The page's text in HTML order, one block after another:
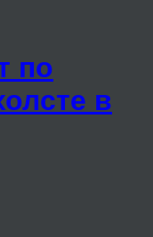
по
в